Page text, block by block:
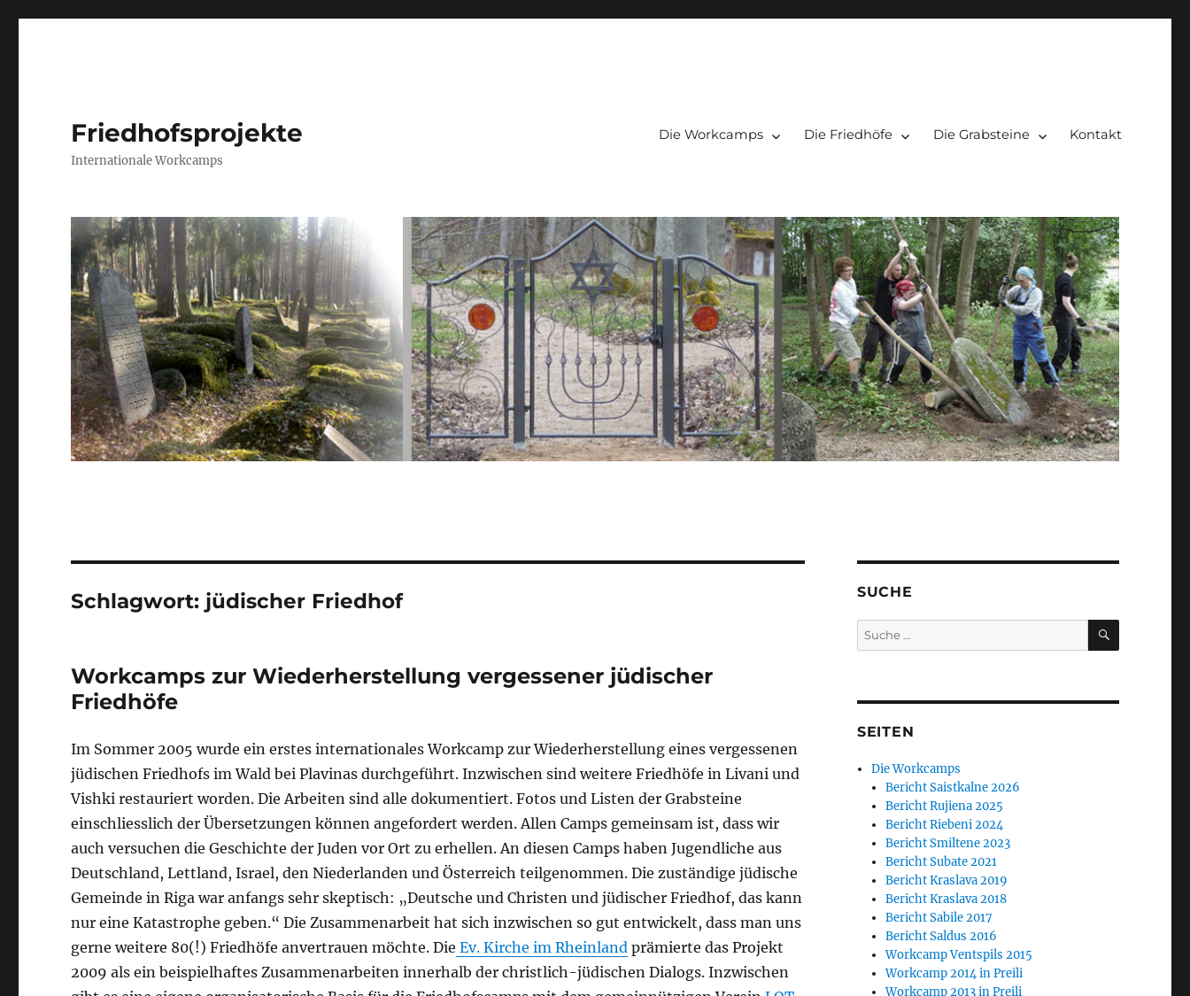
Friedhofsprojekte
Internationale Workcamps
Die Workcamps Die Friedhöfe Die Grabsteine Kontakt
Schlagwort: jüdischer Friedhof
Workcamps zur Wiederherstellung vergessener jüdischer
Friedhöfe
Im Sommer 2005 wurde ein erstes internationales Workcamp zur Wiederherstellung eines vergessenen
jüdischen Friedhofs im Wald bei Plavinas durchgeführt. Inzwischen sind weitere Friedhöfe in Livani und
Vishki restauriert worden. Die Arbeiten sind alle dokumentiert. Fotos und Listen der Grabsteine
einschliesslich der Übersetzungen können angefordert werden. Allen Camps gemeinsam ist, dass wir
auch versuchen die Geschichte der Juden vor Ort zu erhellen. An diesen Camps haben Jugendliche aus
Deutschland, Lettland, Israel, den Niederlanden und Österreich teilgenommen. Die zuständige jüdische
Gemeinde in Riga war anfangs sehr skeptisch: „Deutsche und Christen und jüdischer Friedhof, das kann
nur eine Katastrophe geben.“ Die Zusammenarbeit hat sich inzwischen so gut entwickelt, dass man uns
gerne weitere 80(!) Friedhöfe anvertrauen möchte. Die Ev. Kirche im Rheinland prämierte das Projekt
2009 als ein beispielhaftes Zusammenarbeiten innerhalb der christlich-jüdischen Dialogs. Inzwischen
SUCHE
Suche
nach:
SUCHEN
SEITEN
Die Workcamps
Bericht Saistkalne 2026
Bericht Rujiena 2025
Bericht Riebeni 2024
Bericht Smiltene 2023
Bericht Subate 2021
Bericht Kraslava 2019
Bericht Kraslava 2018
Bericht Sabile 2017
Bericht Saldus 2016
Workcamp Ventspils 2015
Workcamp 2014 in Preili
Workcamp 2013 in Preili